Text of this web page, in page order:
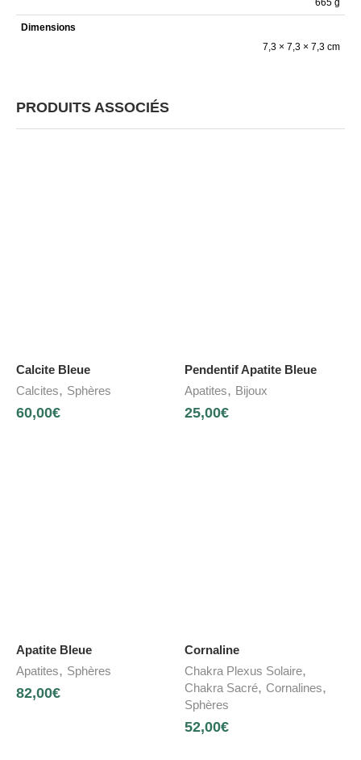
Dimensions
7,3 × 7,3 × 7,3 cm
PRODUITS ASSOCIÉS
Calcite Bleue
Calcites, Sphères
60,00€
Pendentif Apatite Bleue
Apatites, Bijoux
25,00€
Apatite Bleue
Apatites, Sphères
82,00€
Cornaline
Chakra Plexus Solaire,
Chakra Sacré, Cornalines,
Sphères
52,00€